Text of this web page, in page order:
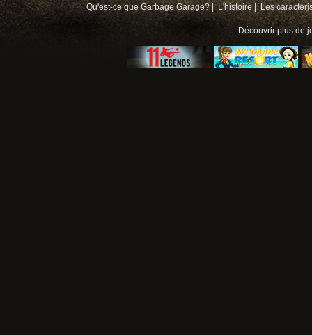
Qu'est-ce que Garbage Garage? | L'histoire | Les
Découvrir plus de